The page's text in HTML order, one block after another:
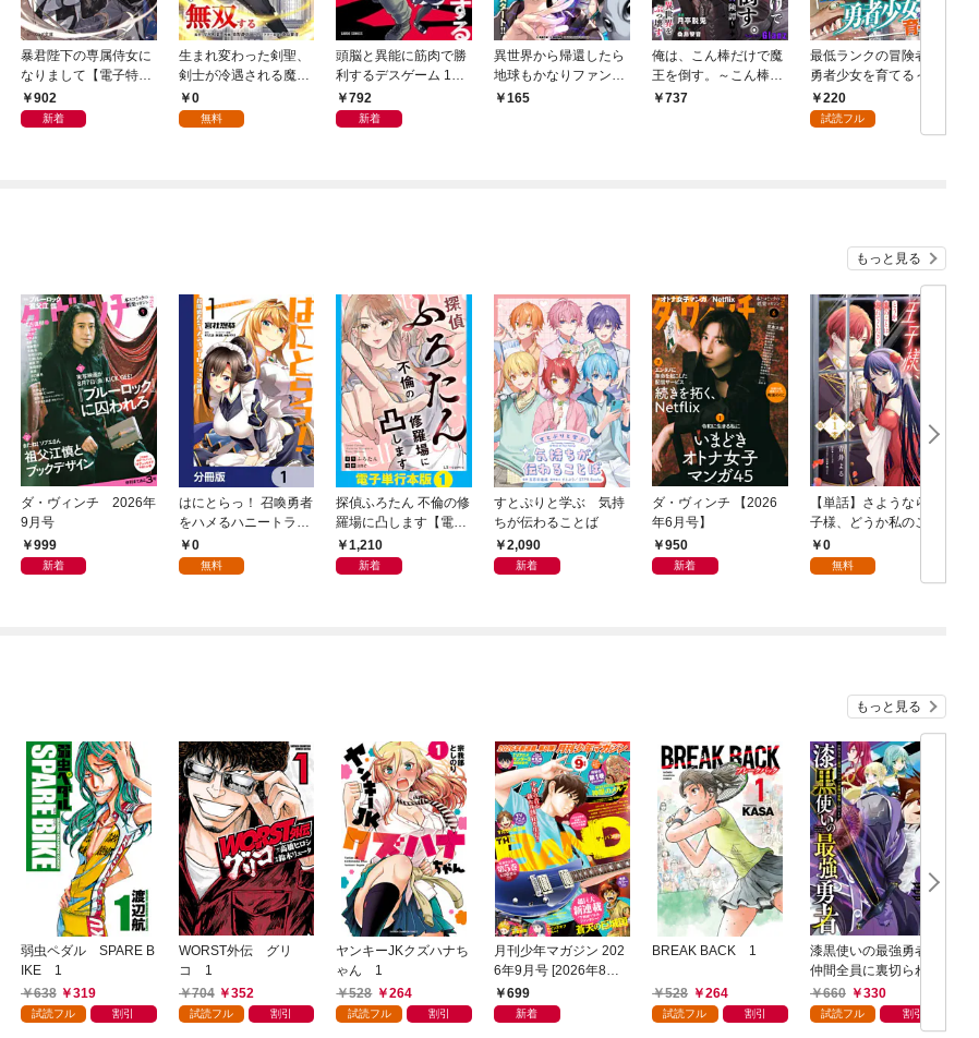
暴君陛下の専属侍女に
なりまして【電子特典
付き】
902
新着
生まれ変わった剣聖、
剣士が冷遇される魔術
至上主義の学園で無双
する第1話
0
無料
頭脳と異能に筋肉で勝
利するデスゲーム 1
～頭脳戦に舞い降りた
最強のバカ～
792
新着
異世界から帰還したら
地球もかなりファンタ
ジーでした。あと、負
165
俺は、こん棒だけで魔
王を倒す。～こん棒勇
者の冒険譚～ 『この勇
737
最低ランクの冒険者、
勇者少女を育てる～俺
って数合わせのおっさ
んじゃなかったか？～
220
試読フル
もっと見る
ダ・ヴィンチ 2026年
9月号
999
新着
はにとらっ！ 召喚勇者
をハメるハニートラッ
プ包囲網【分冊版】
1
0
無料
探偵ふろたん 不倫の修
羅場に凸します【電子
単行本版】1
1,210
新着
すとぷりと学ぶ 気持
ちが伝わることば
2,090
新着
ダ・ヴィンチ 【2026
年6月号】
950
新着
【単話】さようなら王
子様、どうか私のこと
は忘れてください【第
1話】
0
無料
もっと見る
弱虫ペダル SPARE B
IKE 1
638
319
試読フル 割引
WORST外伝 グリ
コ 1
704
352
試読フル 割引
ヤンキーJKクズハナち
ゃん 1
528
264
試読フル 割引
月刊少年マガジン 202
6年9月号 [2026年8月6
日発売]
699
新着
BREAK BACK 1
528 264
試読フル 割引
漆黒使いの最強勇者
仲間全員に裏切られた
ので最強の魔物と組み
ます 1巻
660 330
試読フル 割引